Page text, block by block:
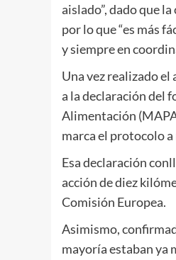
aislado”, dado que
por lo que “es más
y siempre en
Una vez realizado
a la declaración del
Alimentación
marca el protocolo a
Esa declaración
acción de diez
Comisión Europea.
Asimismo,
mayoría estaban ya